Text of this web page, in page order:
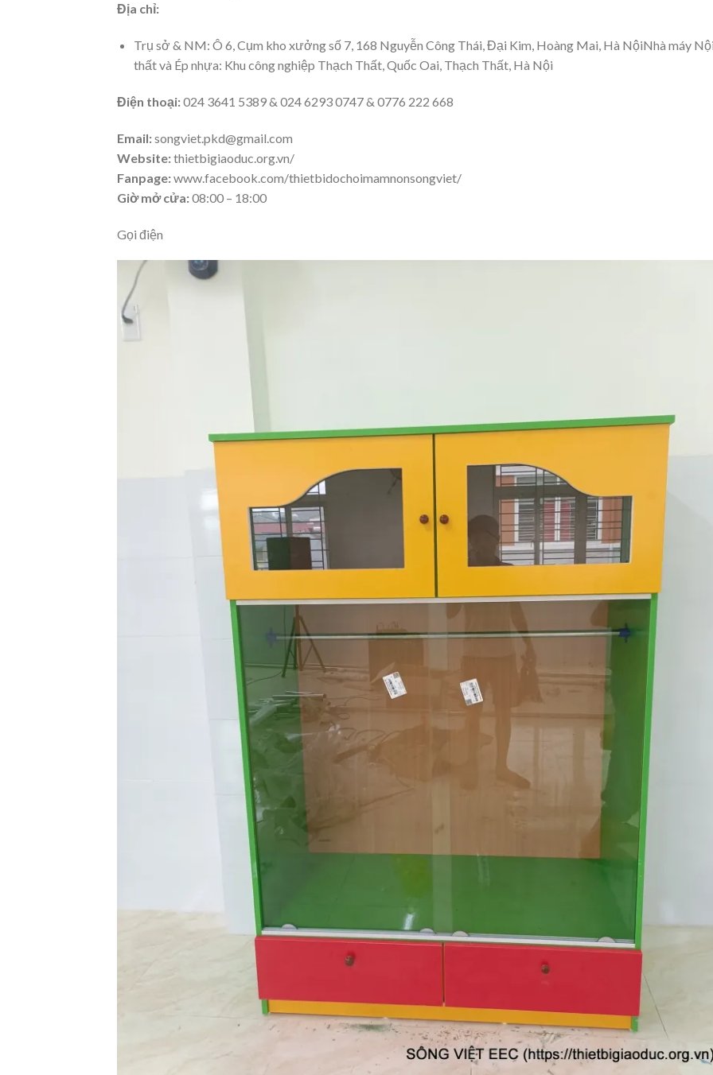
Địa chỉ:
Trụ sở & NM: Ô 6, Cụm kho xưởng số 7, 168 Nguyễn Công Thái, Đại Kim, Hoàng Mai, Hà NộiNhà máy
thất và Ép nhựa: Khu công nghiệp Thạch Thất, Quốc Oai, Thạch Thất, Hà Nội
Điện thoại:024 3641 5389 & 024 6293 0747 & 0776 222 668
Email:songviet.pkd@gmail.com
Website:thietbigiaoduc.org.vn/
Fanpage:www.facebook.com/thietbidochoimamnonsongviet/
Giờ mở cửa:08:00 – 18:00
Gọi điện